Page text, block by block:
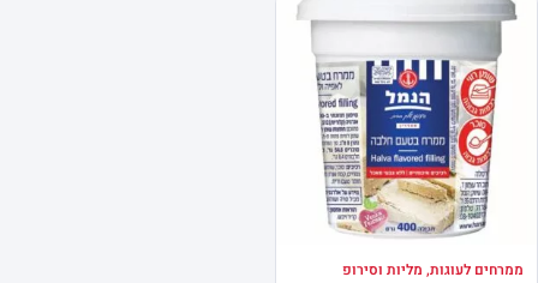
ממרחים לעוגות, מליות וסירופ